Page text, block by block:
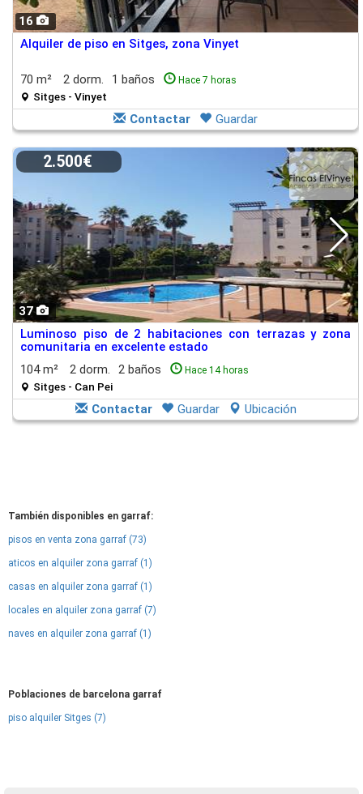
16
Alquiler de piso en Sitges, zona Vinyet
70 m² 2 dorm. 1 baños Hace 7 horas
Sitges - Vinyet
Contactar Guardar
37
2.500€
Luminoso piso de 2 habitaciones con terrazas y zona
comunitaria en excelente estado
104 m²
2 dorm. 2 baños Hace 14 horas
Sitges - Can Pei
Contactar Guardar Ubicación
También disponibles en garraf:
pisos en venta zona garraf (73)
aticos en alquiler zona garraf (1)
casas en alquiler zona garraf (1)
locales en alquiler zona garraf (7)
naves en alquiler zona garraf (1)
Poblaciones de barcelona garraf
piso alquiler Sitges (7)